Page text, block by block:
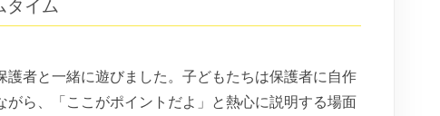
タイム
護者と一緒に遊びました。子どもたちは保護者に自作
がら、「ここがポイントだよ」と熱心に説明する場面